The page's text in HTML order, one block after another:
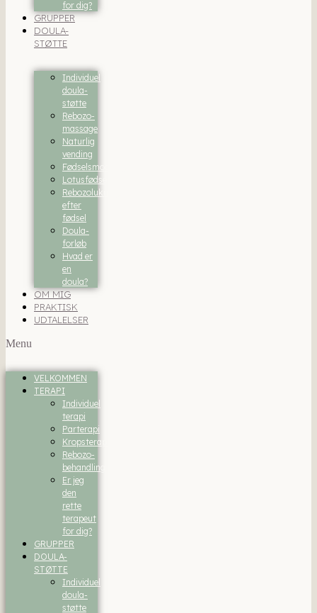
for dig?
GRUPPER
DOULA-
STØTTE
Individuel
doula-
støtte
Rebozo-
massage
Naturlig
vending
Fødselsmodning
Lotusfødsel
Rebozolukning
efter
fødsel
Doula-
forløb
Hvad er
en
doula?
OM MIG
PRAKTISK
UDTALELSER
Menu
VELKOMMEN
TERAPI
Individuel
terapi
Parterapi
Kropsterapi
Rebozo-
behandling
Er jeg
den
rette
terapeut
for dig?
GRUPPER
DOULA-
STØTTE
Individuel
doula-
støtte